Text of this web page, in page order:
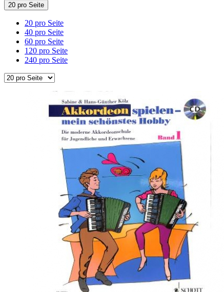
20 pro Seite
20 pro Seite
40 pro Seite
60 pro Seite
120 pro Seite
240 pro Seite